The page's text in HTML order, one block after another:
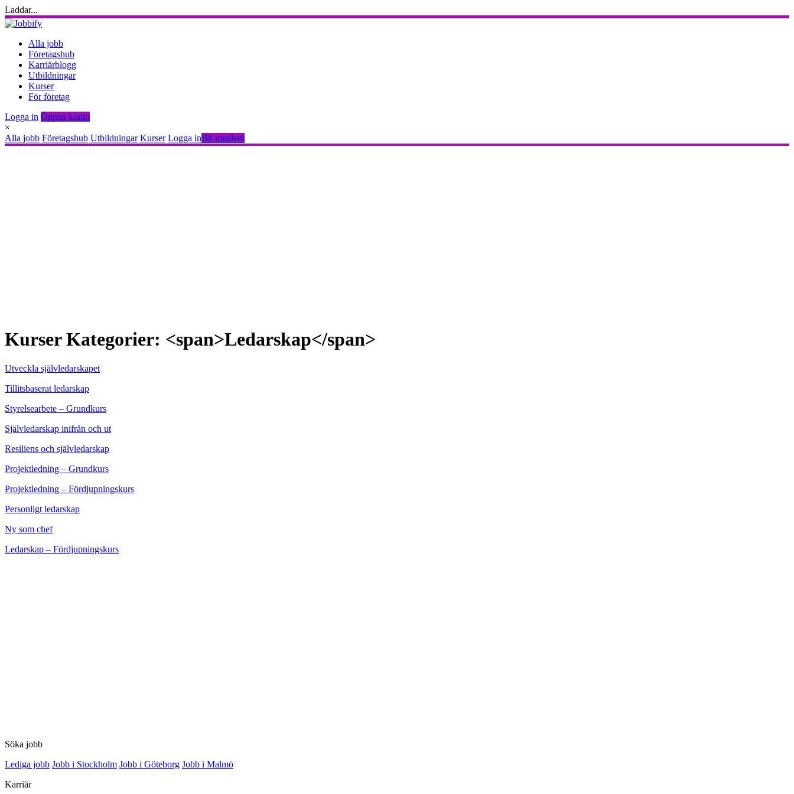
Laddar...
Alla jobb
Företagshub
Karriärblogg
Utbildningar
Kurser
För företag
Logga in Öppna konto
×
Alla jobb Företagshub Utbildningar Kurser Logga inBli medlem
Kurser Kategorier: <span>Ledarskap</span>
Utveckla självledarskapet
Tillitsbaserat ledarskap
Styrelsearbete – Grundkurs
Självledarskap inifrån och ut
Resiliens och självledarskap
Projektledning – Grundkurs
Projektledning – Fördjupningskurs
Personligt ledarskap
Ny som chef
Ledarskap – Fördjupningskurs
Söka jobb
Lediga jobb Jobb i Stockholm Jobb i Göteborg Jobb i Malmö
Karriär